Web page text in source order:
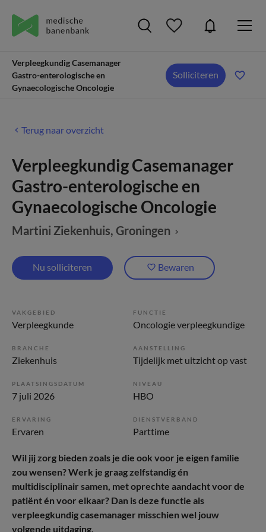
Verpleegkundig Casemanager
Gastro-enterologische en
Gynaecologische Oncologie
Solliciteren
Terug naar overzicht
Verpleegkundig Casemanager
Gastro-enterologische en
Gynaecologische Oncologie
Martini Ziekenhuis, Groningen
Nu solliciteren Bewaren
VAKGEBIED
Verpleegkunde
FUNCTIE
Oncologie verpleegkundige
BRANCHE
Ziekenhuis
AANSTELLING
Tijdelijk met uitzicht op vast
PLAATSINGSDATUM
7 juli 2026
NIVEAU
HBO
ERVARING
Ervaren
DIENSTVERBAND
Parttime
Wil jij zorg bieden zoals je die ook voor je eigen familie
zou wensen? Werk je graag zelfstandig én
multidisciplinair samen, met oprechte aandacht voor de
patiënt én voor elkaar? Dan is deze functie als
verpleegkundig casemanager misschien wel jouw
volgende uitdaging.